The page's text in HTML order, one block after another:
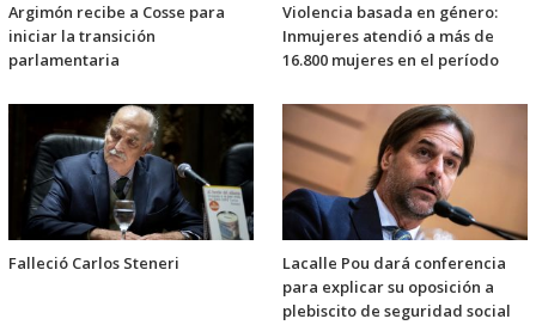
Argimón recibe a Cosse para
iniciar la transición
parlamentaria
Violencia basada en género:
Inmujeres atendió a más de
16.800 mujeres en el período
Falleció Carlos Steneri
Lacalle Pou dará conferencia
para explicar su oposición a
plebiscito de seguridad social